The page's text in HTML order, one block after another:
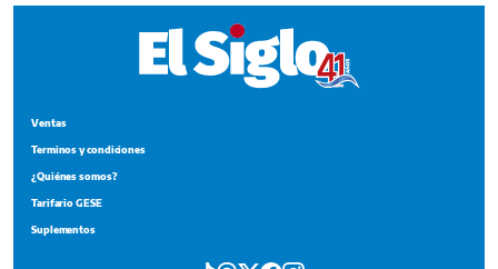
Ventas
Terminos y condiciones
¿Quiénes somos?
Tarifario GESE
Suplementos